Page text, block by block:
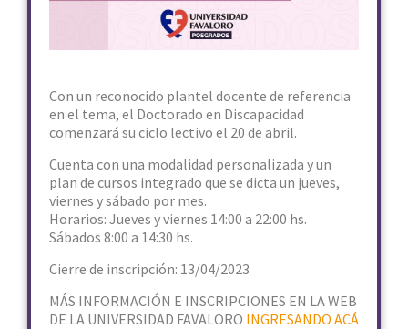
Con un reconocido plantel docente de referencia
en el tema, el Doctorado en Discapacidad
comenzará su ciclo lectivo el 20 de abril.
Cuenta con una modalidad personalizada y un
plan de cursos integrado que se dicta un jueves,
viernes y sábado por mes.
Horarios: Jueves y viernes 14:00 a 22:00 hs.
Sábados 8:00 a 14:30 hs.
Cierre de inscripción: 13/04/2023
MÁS INFORMACIÓN E INSCRIPCIONES EN LA WEB
DE LA UNIVERSIDAD FAVALORO INGRESANDO ACÁ